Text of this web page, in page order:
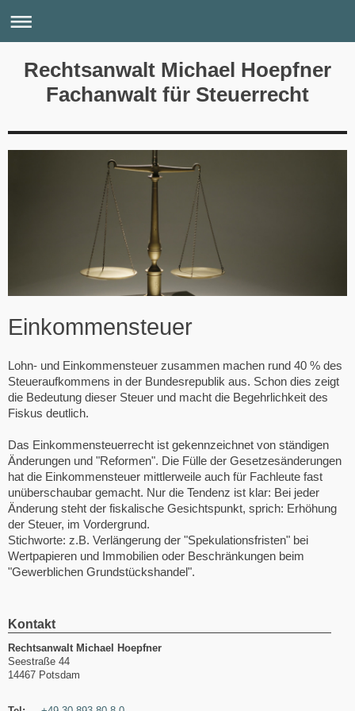
Rechtsanwalt Michael Hoepfner
Fachanwalt für Steuerrecht
Einkommensteuer
Lohn- und Einkommensteuer zusammen machen rund 40 % des
Steueraufkommens in der Bundesrepublik aus. Schon dies zeigt
die Bedeutung dieser Steuer und macht die Begehrlichkeit des
Fiskus deutlich.
Das Einkommensteuerrecht ist gekennzeichnet von ständigen
Änderungen und "Reformen". Die Fülle der Gesetzesänderungen
hat die Einkommensteuer mittlerweile auch für Fachleute fast
unüberschaubar gemacht. Nur die Tendenz ist klar: Bei jeder
Änderung steht der fiskalische Gesichtspunkt, sprich: Erhöhung
der Steuer, im Vordergrund.
Stichworte: z.B. Verlängerung der "Spekulationsfristen" bei
Wertpapieren und Immobilien oder Beschränkungen beim
"Gewerblichen Grundstückshandel".
Kontakt
Rechtsanwalt Michael Hoepfner
Seestraße 44
14467 Potsdam